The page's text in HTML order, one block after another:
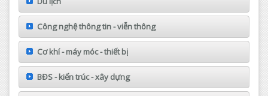
Công nghệ thông tin - viễn thông
Cơ khí - máy móc - thiết bị
BĐS - kiến trúc - xây dựng